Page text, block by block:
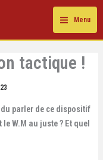
Menu
tactique !
parler de ce dispositif
W.M au juste ? Et quel